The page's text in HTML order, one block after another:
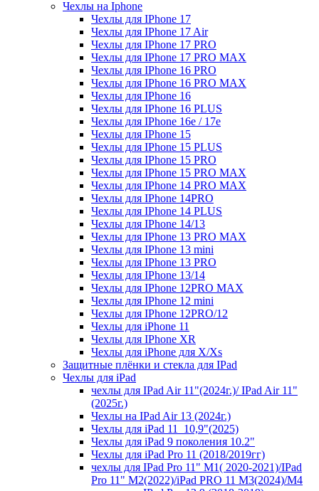
Чехлы на Iphone
Чехлы для IPhone 17
Чехлы для IPhone 17 Air
Чехлы для IPhone 17 PRO
Чехлы для IPhone 17 PRO MAX
Чехлы для IPhone 16 PRO
Чехлы для IPhone 16 PRO MAX
Чехлы для IPhone 16
Чехлы для IPhone 16 PLUS
Чехлы для IPhone 16e / 17e
Чехлы для IPhone 15
Чехлы для IPhone 15 PLUS
Чехлы для IPhone 15 PRO
Чехлы для IPhone 15 PRO MAX
Чехлы для IPhone 14 PRO MAX
Чехлы для IPhone 14PRO
Чехлы для IPhone 14 PLUS
Чехлы для IPhone 14/13
Чехлы для IPhone 13 PRO MAX
Чехлы для IPhone 13 mini
Чехлы для IPhone 13 PRO
Чехлы для IPhone 13/14
Чехлы для IPhone 12PRO MAX
Чехлы для IPhone 12 mini
Чехлы для IPhone 12PRO/12
Чехлы для iPhone 11
Чехлы для IPhone XR
Чехлы для iPhone для X/Xs
Защитные плёнки и стекла для IPad
Чехлы для iPad
чехлы для IPad Air 11"(2024г.)/ IPad Air 11"
(2025г.)
Чехлы на IPad Air 13 (2024г.)
Чехлы для iPad 11_10,9"(2025)
Чехлы для iPad 9 поколения 10.2"
Чехлы для iPad Pro 11 (2018/2019гг)
чехлы для IPad Pro 11" М1( 2020-2021)/IPad
Pro 11" М2(2022)/iPad PRO 11 M3(2024)/M4